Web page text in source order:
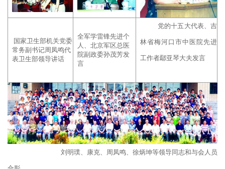
国家卫生部机关党委
常务副书记周凤鸣代
表卫生部领导讲话
全军学雷锋先进个
人、北京军区总医
院副政委孙茂芳发
言
党的十五大代表、吉
林省梅河口市中医院先进
工作者鄢亚琴大夫发言
刘明璞、康克、周凤鸣、徐炳坤等领导同志和与会人员